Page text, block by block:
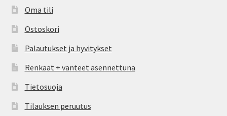
Oma tili
Ostoskori
Palautukset ja hyvitykset
Renkaat + vanteet asennettuna
Tietosuoja
Tilauksen peruutus